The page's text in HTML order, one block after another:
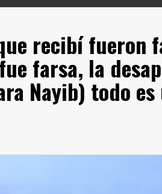
recibí fueron
farsa, la
Nayib) todo